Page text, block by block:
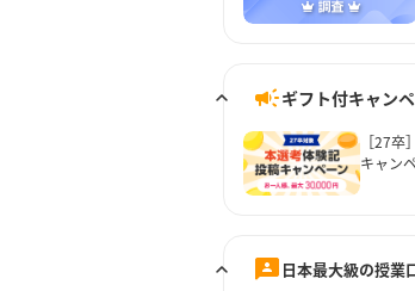
ギフト付キャン
［27
キャン
日本最大級の授業